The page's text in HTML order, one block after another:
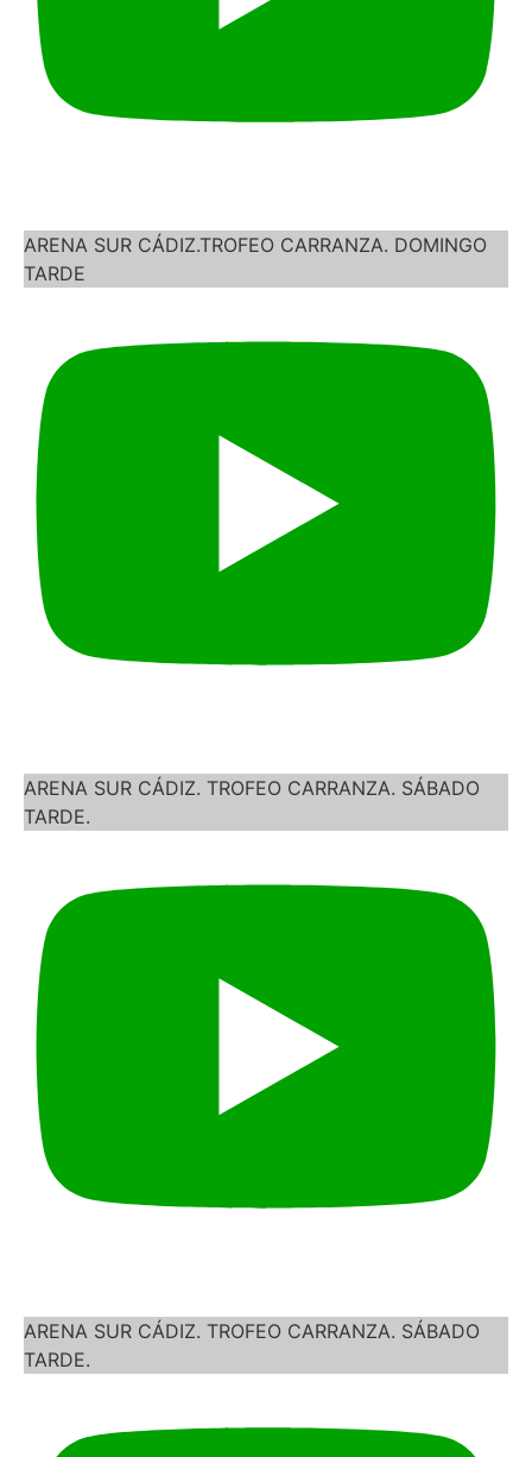
ARENA SUR CÁDIZ.TROFEO CARRANZA. DOMINGO
TARDE
ARENA SUR CÁDIZ. TROFEO CARRANZA. SÁBADO
TARDE.
ARENA SUR CÁDIZ. TROFEO CARRANZA. SÁBADO
TARDE.